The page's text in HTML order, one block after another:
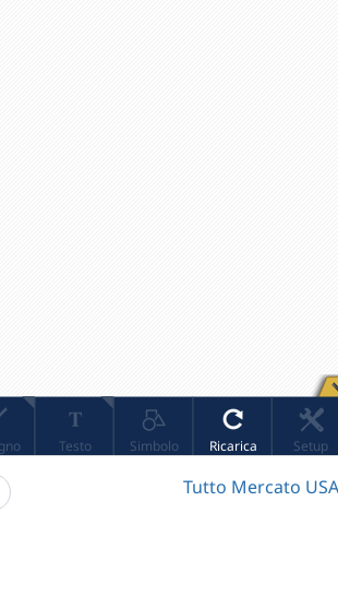
Tutto Mercato